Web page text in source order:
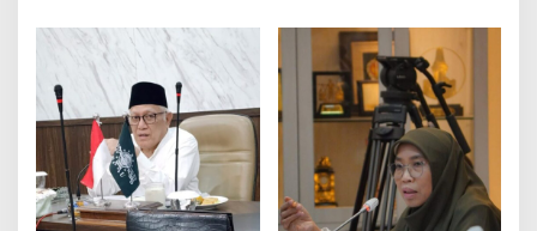
Penumpang Diturunkan